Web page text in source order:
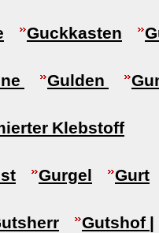
Guckkasten
Gulden
Klebstoff
Gurgel Gurt
Gutshof |